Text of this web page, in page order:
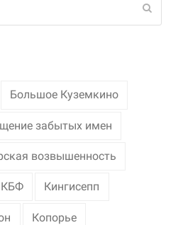
Большое Куземкино
забытых имен
возвышенность
КБФ Кингисепп
Копорье